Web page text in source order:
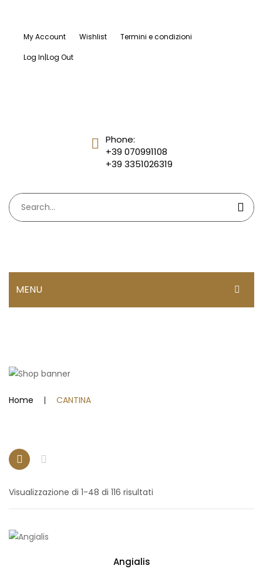
My Account Wishlist Termini e condizioni
Log In|Log Out
Phone:
+39 070991108
+39 3351026319
MENU
Confetture & creme spalmabili
Pasta & riso
Prodotti ittici
CANTINA
Bollicine
Home CANTINA
Visualizzazione di 1-48 di 116 risultati
Angialis